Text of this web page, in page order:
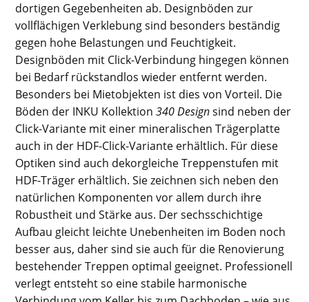
dortigen Gegebenheiten ab. Designböden zur
vollflächigen Verklebung sind besonders beständig
gegen hohe Belastungen und Feuchtigkeit.
Designböden mit Click-Verbindung hingegen können
bei Bedarf rückstandlos wieder entfernt werden.
Besonders bei Mietobjekten ist dies von Vorteil. Die
Böden der INKU Kollektion340 Designsind neben der
Click-Variante mit einer mineralischen Trägerplatte
auch in der HDF-Click-Variante erhältlich. Für diese
Optiken sind auch dekorgleiche Treppenstufen mit
HDF-Träger erhältlich. Sie zeichnen sich neben den
natürlichen Komponenten vor allem durch ihre
Robustheit und Stärke aus. Der sechsschichtige
Aufbau gleicht leichte Unebenheiten im Boden noch
besser aus, daher sind sie auch für die Renovierung
bestehender Treppen optimal geeignet. Professionell
verlegt entsteht so eine stabile harmonische